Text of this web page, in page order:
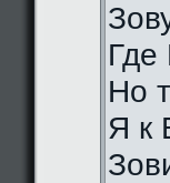
Где
Но
Я к